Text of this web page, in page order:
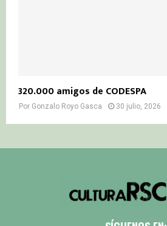
320.000 amigos de CODESPA
Por Gonzalo Royo Gasca 30 julio, 2026